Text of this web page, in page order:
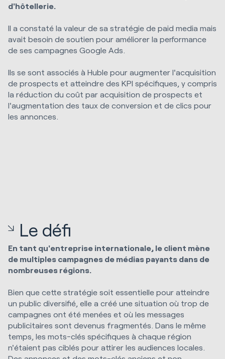
d'hôtellerie.
Il a constaté la valeur de sa stratégie de paid media mais
avait besoin de soutien pour améliorer la performance
de ses campagnes Google Ads.
Ils se sont associés à Huble pour augmenter l'acquisition
de prospects et atteindre des KPI spécifiques, y compris
la réduction du coût par acquisition de prospects et
l'augmentation des taux de conversion et de clics pour
les annonces.
Le défi
En tant qu'entreprise internationale, le client mène
de multiples campagnes de médias payants dans de
nombreuses régions.
Bien que cette stratégie soit essentielle pour atteindre
un public diversifié, elle a créé une situation où trop de
campagnes ont été menées et où les messages
publicitaires sont devenus fragmentés. Dans le même
temps, les mots-clés spécifiques à chaque région
n'étaient pas ciblés pour attirer les audiences locales.